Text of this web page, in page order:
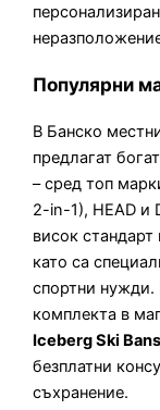
Популярни
В Банско
предлагат
– сред топ
2-in-1), HEAD и
висок
като са
спортни нужди.
комплекта в
Iceberg Ski
безплатни
съхранение.